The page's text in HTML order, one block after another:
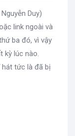
Duy)
link ngoài và
ba đó, vì vậy
kỳ lúc nào.
tức là đã bị